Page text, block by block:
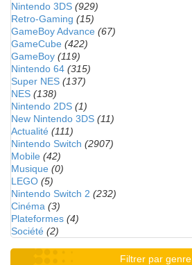
Nintendo 3DS (929)
Retro-Gaming (15)
GameBoy Advance (67)
GameCube (422)
GameBoy (119)
Nintendo 64 (315)
Super NES (137)
NES (138)
Nintendo 2DS (1)
New Nintendo 3DS (11)
Actualité (111)
Nintendo Switch (2907)
Mobile (42)
Musique (0)
LEGO (5)
Nintendo Switch 2 (232)
Cinéma (3)
Plateformes (4)
Société (2)
Filtrer par genre